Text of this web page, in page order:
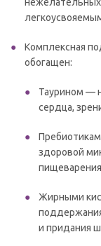
Комплексная
обогащен:
Таурином —
сердца,
здоровой
Жирными
и придания